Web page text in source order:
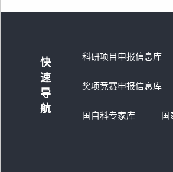
快
速
导
航
科研项目申报信息库
奖项竞赛申报信息库
国自科专家库 国